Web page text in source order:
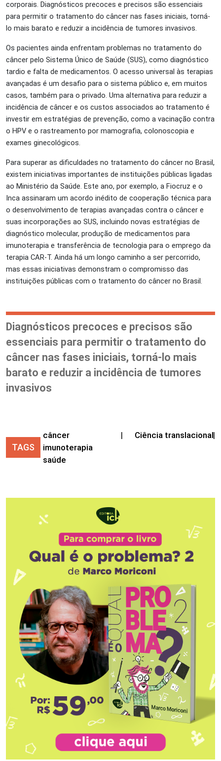
corporais. Diagnósticos precoces e precisos são essenciais
para permitir o tratamento do câncer nas fases iniciais, torná-
lo mais barato e reduzir a incidência de tumores invasivos.
Os pacientes ainda enfrentam problemas no tratamento do
câncer pelo Sistema Único de Saúde (SUS), como diagnóstico
tardio e falta de medicamentos. O acesso universal às terapias
avançadas é um desafio para o sistema público e, em muitos
casos, também para o privado. Uma alternativa para reduzir a
incidência de câncer e os custos associados ao tratamento é
investir em estratégias de prevenção, como a vacinação contra
o HPV e o rastreamento por mamografia, colonoscopia e
exames ginecológicos.
Para superar as dificuldades no tratamento do câncer no Brasil,
existem iniciativas importantes de instituições públicas ligadas
ao Ministério da Saúde. Este ano, por exemplo, a Fiocruz e o
Inca assinaram um acordo inédito de cooperação técnica para
o desenvolvimento de terapias avançadas contra o câncer e
suas incorporações ao SUS, incluindo novas estratégias de
diagnóstico molecular, produção de medicamentos para
imunoterapia e transferência de tecnologia para o emprego da
terapia CAR-T. Ainda há um longo caminho a ser percorrido,
mas essas iniciativas demonstram o compromisso das
instituições públicas com o tratamento do câncer no Brasil.
Diagnósticos precoces e precisos são
essenciais para permitir o tratamento do
câncer nas fases iniciais, torná-lo mais
barato e reduzir a incidência de tumores
invasivos
TAGS
câncer | Ciência translacional|
imunoterapia
saúde